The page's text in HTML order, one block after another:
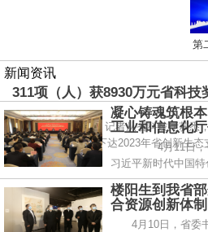
第
新闻资讯
311项（人）获8930万元省科技
4月12日，记者从省科技厅获悉
厅、省科技厅联合下达2023年省创新生态
（省
凝心铸魂筑根
工业和信息化
4月11日，省
习近平新时代中国
署
楼阳生到我省
合资源创新体
4月10日，省委